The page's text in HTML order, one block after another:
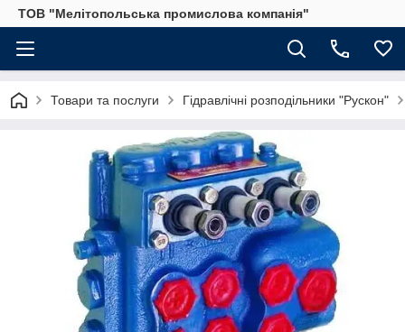
ТОВ "Мелітопольська промислова компанія"
Товари та послуги Гідравлічні розподільники "Рускон"